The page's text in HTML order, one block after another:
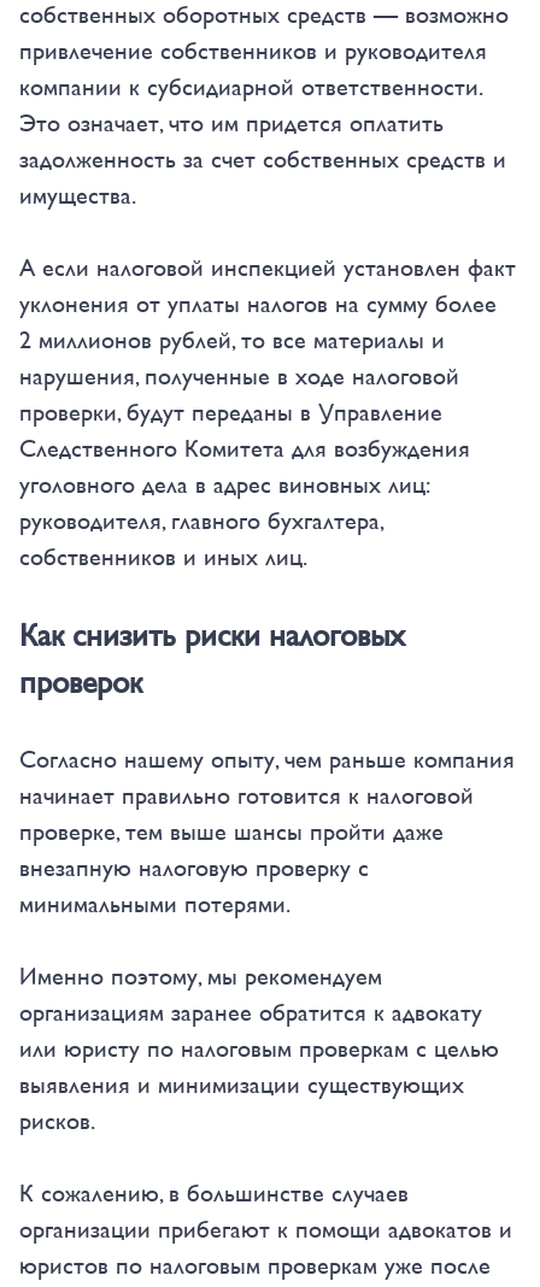
собственных оборотных средств — возможно
привлечение собственников и руководителя
компании к субсидиарной ответственности.
Это означает, что им придется оплатить
задолженность за счет собственных средств и
имущества.
А если налоговой инспекцией установлен факт
уклонения от уплаты налогов на сумму более
2 миллионов рублей, то все материалы и
нарушения, полученные в ходе налоговой
проверки, будут переданы в Управление
Следственного Комитета для возбуждения
уголовного дела в адрес виновных лиц:
руководителя, главного бухгалтера,
собственников и иных лиц.
Как снизить риски налоговых
проверок
Согласно нашему опыту, чем раньше компания
начинает правильно готовится к налоговой
проверке, тем выше шансы пройти даже
внезапную налоговую проверку с
минимальными потерями.
Именно поэтому, мы рекомендуем
организациям заранее обратится к адвокату
или юристу по налоговым проверкам с целью
выявления и минимизации существующих
рисков.
К сожалению, в большинстве случаев
организации прибегают к помощи адвокатов и
юристов по налоговым проверкам уже после